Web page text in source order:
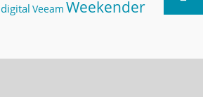
digital Veeam Weekender